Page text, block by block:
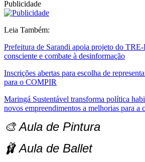
Publicidade
Leia Também:
Prefeitura de Sarandi apoia projeto do
consciente e combate à desinformação
Inscrições abertas para escolha de
para o COMPIR
Maringá Sustentável transforma política
novos empreendimentos a melhorias para a
🎨Aula de Pintura
🩰Aula de Ballet